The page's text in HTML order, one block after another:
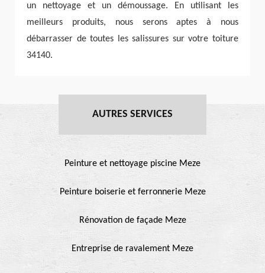
un nettoyage et un démoussage. En utilisant les
meilleurs produits, nous serons aptes à nous
débarrasser de toutes les salissures sur votre toiture
34140.
AUTRES SERVICES
Peinture et nettoyage piscine Meze
Peinture boiserie et ferronnerie Meze
Rénovation de façade Meze
Entreprise de ravalement Meze